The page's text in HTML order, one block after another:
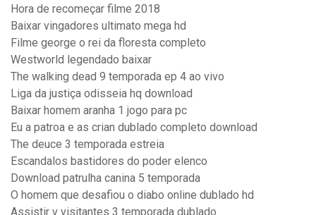
Hora de recomeçar filme 2018
Baixar vingadores ultimato mega hd
Filme george o rei da floresta completo
Westworld legendado baixar
The walking dead 9 temporada ep 4 ao vivo
Liga da justiça odisseia hq download
Baixar homem aranha 1 jogo para pc
Eu a patroa e as crian dublado completo download
The deuce 3 temporada estreia
Escandalos bastidores do poder elenco
Download patrulha canina 5 temporada
O homem que desafiou o diabo online dublado hd
Assistir v visitantes 3 temporada dublado